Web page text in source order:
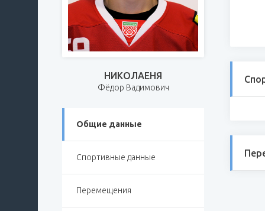
НИКОЛАЕНЯ
Фёдор Вадимович
Общие данные
Спортивные данные
Перемещения